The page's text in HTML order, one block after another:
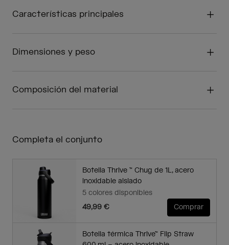
Características principales
Dimensiones y peso
Composición del material
Completa el conjunto
Botella Thrive ™ Chug de 1L, acero
inoxidable aislado
5 colores disponibles
49,99 €
Comprar
Botella térmica Thrive™ Flip Straw